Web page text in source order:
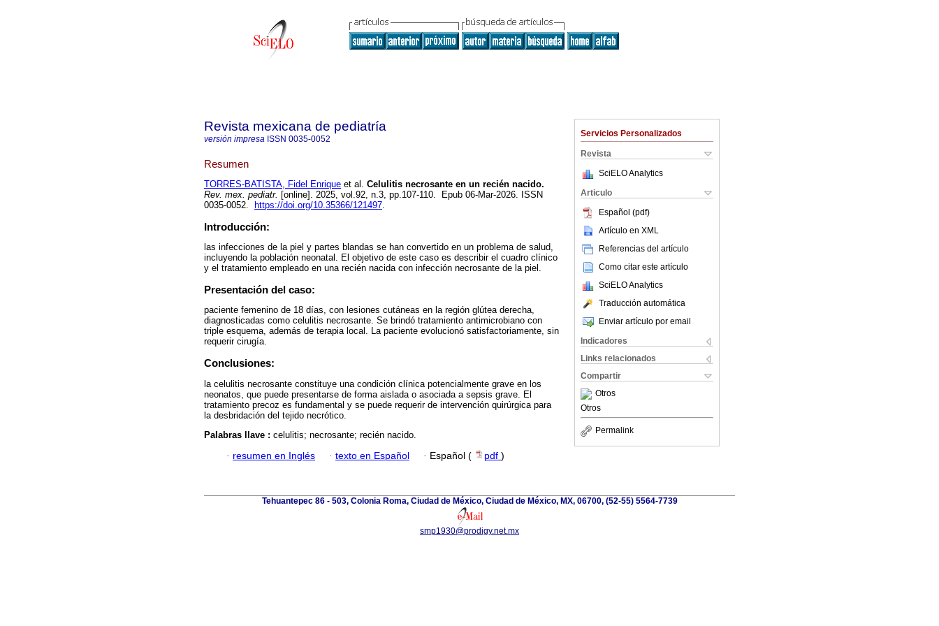
Servicios Personalizados
Revista
SciELO Analytics
Articulo
Español (pdf)
Artículo en XML
Referencias del artículo
Como citar este artículo
SciELO Analytics
Traducción automática
Enviar artículo por email
Indicadores
Links relacionados
Compartir
Otros
Otros
Permalink
Revista mexicana de pediatría
versión impresa ISSN 0035-0052
Resumen
TORRES-BATISTA, Fidel Enrique et al. Celulitis necrosante en un recién nacido.
Rev. mex. pediatr. [online]. 2025, vol.92, n.3, pp.107-110. Epub 06-Mar-2026. ISSN
0035-0052.
https://doi.org/10.35366/121497.
Introducción:
las infecciones de la piel y partes blandas se han convertido en un problema de salud,
incluyendo la población neonatal. El objetivo de este caso es describir el cuadro clínico
y el tratamiento empleado en una recién nacida con infección necrosante de la piel.
Presentación del caso:
paciente femenino de 18 días, con lesiones cutáneas en la región glútea derecha,
diagnosticadas como celulitis necrosante. Se brindó tratamiento antimicrobiano con
triple esquema, además de terapia local. La paciente evolucionó satisfactoriamente, sin
requerir cirugía.
Conclusiones:
la celulitis necrosante constituye una condición clínica potencialmente grave en los
neonatos, que puede presentarse de forma aislada o asociada a sepsis grave. El
tratamiento precoz es fundamental y se puede requerir de intervención quirúrgica para
la desbridación del tejido necrótico.
Palabras llave : celulitis; necrosante; recién nacido.
· resumen en Inglés · texto en Español · Español ( pdf )
Tehuantepec 86 - 503, Colonia Roma, Ciudad de México, Ciudad de México, MX, 06700, (52-55) 5564-7739
smp1930@prodigy.net.mx